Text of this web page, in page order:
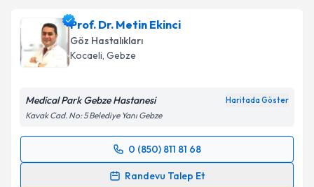
Prof. Dr. Metin Ekinci
Göz Hastalıkları
Kocaeli, Gebze
Medical Park Gebze Hastanesi Haritada Göster
Kavak Cad. No: 5 Belediye Yanı Gebze
0 (850) 811 81 68
Randevu Talep Et
Randevu Takvimi Talebi